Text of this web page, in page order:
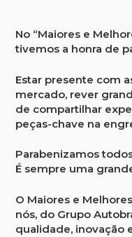
No “Maiores e
tivemos a honra de
Estar presente com
mercado, rever
de compartilhar
peças-chave na
Parabenizamos
É sempre uma
O Maiores e
nós, do Grupo
qualidade, inovação